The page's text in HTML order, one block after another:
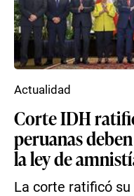
Corte IDH
peruanas
la ley de
La corte ratificó
Actualidad